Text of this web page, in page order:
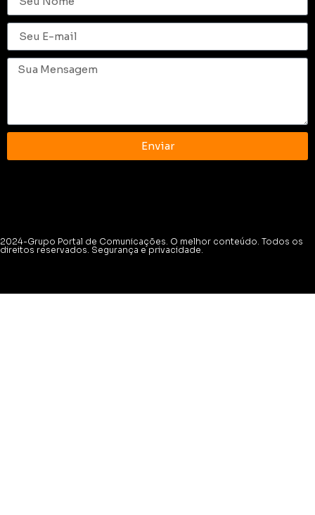
Enviar
2024-Grupo Portal de Comunicações. O melhor conteúdo. Todos os
direitos reservados. Segurança e privacidade.